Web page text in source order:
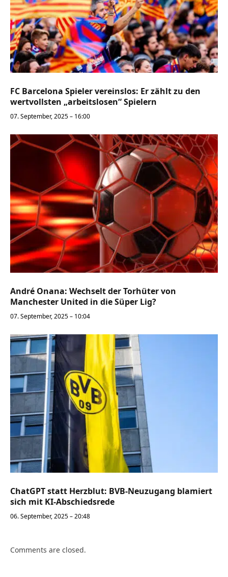
FC Barcelona Spieler vereinslos: Er zählt zu den
wertvollsten „arbeitslosen“ Spielern
07. September, 2025 – 16:00
André Onana: Wechselt der Torhüter von
Manchester United in die Süper Lig?
07. September, 2025 – 10:04
ChatGPT statt Herzblut: BVB-Neuzugang blamiert
sich mit KI-Abschiedsrede
06. September, 2025 – 20:48
Comments are closed.